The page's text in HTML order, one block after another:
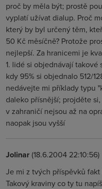
proč by měla být; prostě
vyplatí užívat dialup. Proč
který by byl určený těm,
50 Kč měsíčně? Protože
nejlepší. Za hranicemi je
1. lidé si objednávají takové
kdy 95% si objednalo 512/
nedávejte mi příklady typu
daleko přísnější; projděte
v zahraničí nejsou až na
naopak jsou vyšší
Jolinar(18.6.2004 22:10:56)
Je mi z tvých příspěvků
Takový kraviny co ty tu